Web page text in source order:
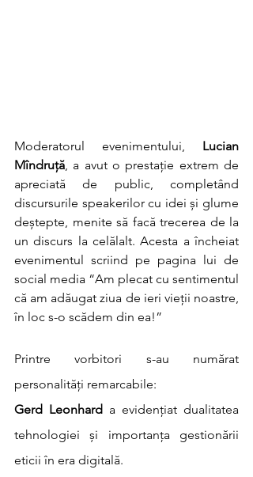
Moderatorul evenimentului, Lucian
Mîndruţă, a avut o prestație extrem de
apreciată de public, completând
discursurile speakerilor cu idei și glume
deștepte, menite să facă trecerea de la
un discurs la celălalt. Acesta a încheiat
evenimentul scriind pe pagina lui de
social media “Am plecat cu sentimentul
că am adăugat ziua de ieri vieții noastre,
în loc s-o scădem din ea!”
Printre vorbitori s-au numărat
personalități remarcabile:
Gerd Leonhard a evidențiat dualitatea
tehnologiei și importanța gestionării
eticii în era digitală.